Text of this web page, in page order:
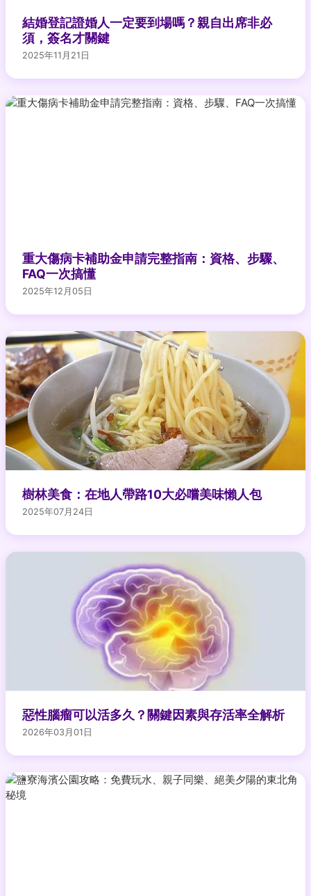
結婚登記證婚人一定要到場嗎？親自出席非必
須，簽名才關鍵
2025年11月21日
重大傷病卡補助金申請完整指南：資格、步驟、
FAQ一次搞懂
2025年12月05日
樹林美食：在地人帶路10大必嚐美味懶人包
2025年07月24日
惡性腦瘤可以活多久？關鍵因素與存活率全解析
2026年03月01日